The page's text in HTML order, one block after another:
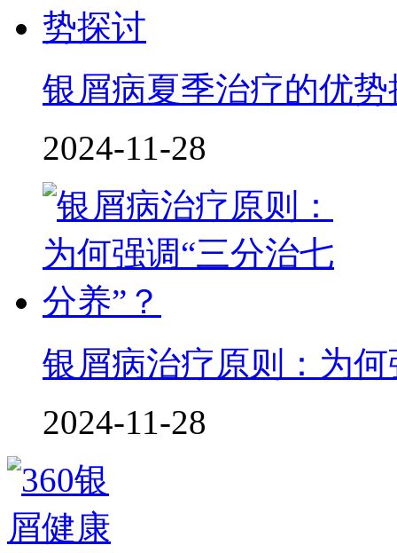
银屑病夏季治疗的优势
2024-11-28
银屑病治疗原则：为
2024-11-28